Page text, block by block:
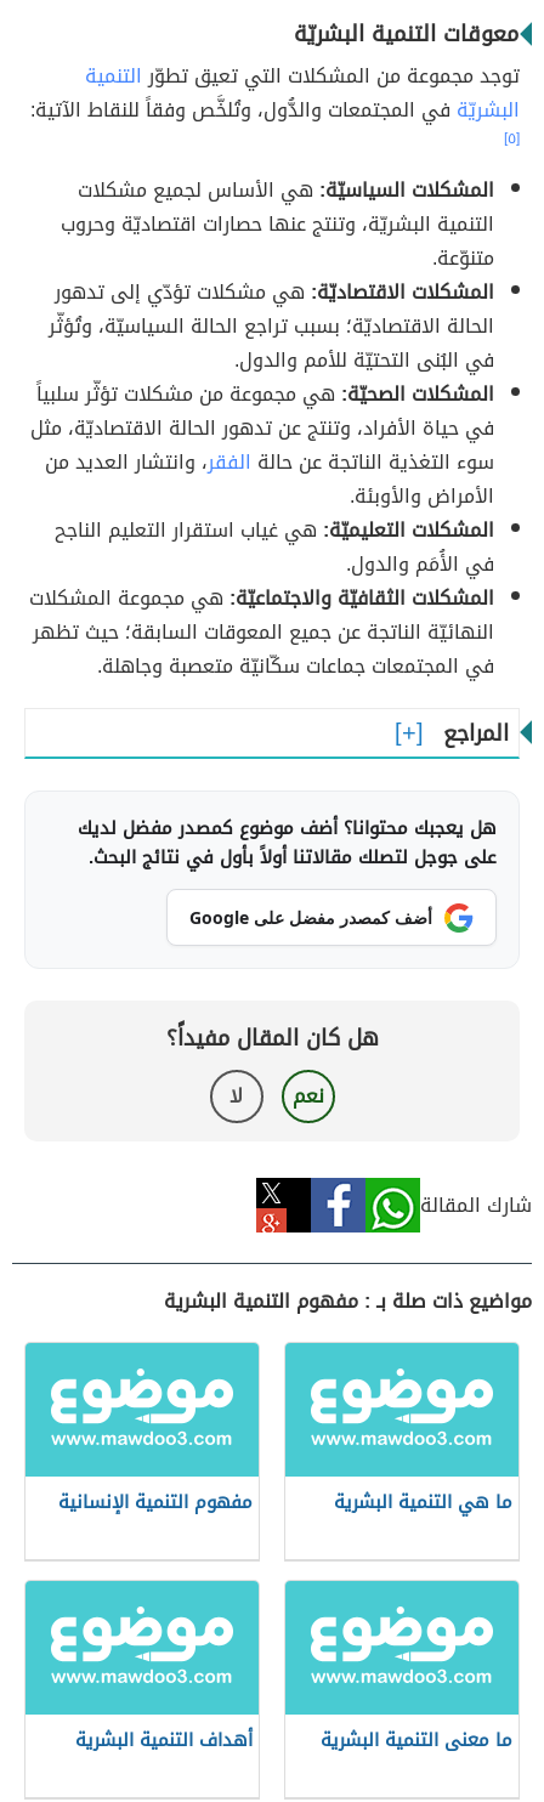
معوقات التنمية البشريّة
توجد مجموعة من المشكلات التي تعيق تطوّرالتنمية
البشريّة في المجتمعات والدُّول، وتُلخَّص وفقاً للنقاط الآتية:
[٥]
المشكلات السياسيّة: هي الأساس لجميع مشكلات
التنمية البشريّة، وتنتج عنها حصارات اقتصاديّة وحروب
متنوّعة.
المشكلات الاقتصاديّة: هي مشكلات تؤدّي إلى تدهور
الحالة الاقتصاديّة؛ بسبب تراجع الحالة السياسيّة، وتُؤثّر
في البُنى التحتيّة للأمم والدول.
المشكلات الصحيّة: هي مجموعة من مشكلات تؤثّر سلبياً
في حياة الأفراد، وتنتج عن تدهور الحالة الاقتصاديّة، مثل
سوء التغذية الناتجة عن حالة الفقر، وانتشار العديد من
الأمراض والأوبئة.
المشكلات التعليميّة: هي غياب استقرار التعليم الناجح
في الأُمَم والدول.
المشكلات الثقافيّة والاجتماعيّة: هي مجموعة المشكلات
النهائيّة الناتجة عن جميع المعوقات السابقة؛ حيث تظهر
في المجتمعات جماعات سكّانيّة متعصبة وجاهلة.
المراجع
هل يعجبك محتوانا؟ أضف موضوع كمصدر مفضل لديك
على جوجل لتصلك مقالاتنا أولاً بأول في نتائج البحث.
أضف كمصدر مفضل على Google
هل كان المقال مفيداً؟
نعم لا
شارك المقالة
مواضيع ذات صلة بـ : مفهوم التنمية البشرية
ما هي التنمية البشرية مفهوم التنمية الإنسانية
ما معنى التنمية البشرية أهداف التنمية البشرية